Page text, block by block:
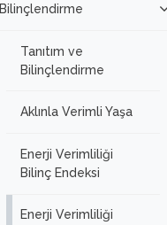
Bilinçlendirme
Tanıtım ve
Bilinçlendirme
Aklınla Verimli Yaşa
Enerji Verimliliği
Bilinç Endeksi
Enerji Verimliliği